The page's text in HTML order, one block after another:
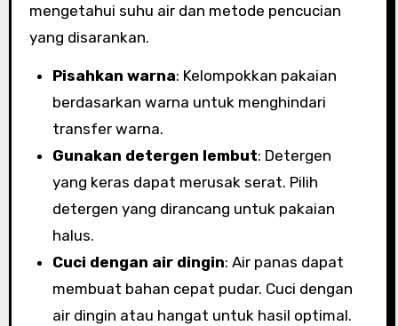
mengetahui suhu air dan metode pencucian
yang disarankan.
Pisahkan warna: Kelompokkan pakaian
berdasarkan warna untuk menghindari
transfer warna.
Gunakan detergen lembut: Detergen
yang keras dapat merusak serat. Pilih
detergen yang dirancang untuk pakaian
halus.
Cuci dengan air dingin: Air panas dapat
membuat bahan cepat pudar. Cuci dengan
air dingin atau hangat untuk hasil optimal.